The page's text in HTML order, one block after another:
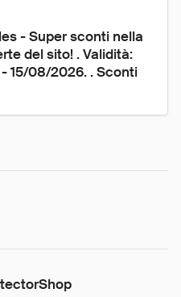
- Super sconti nella
del sito! . Validità:
15/08/2026. . Sconti